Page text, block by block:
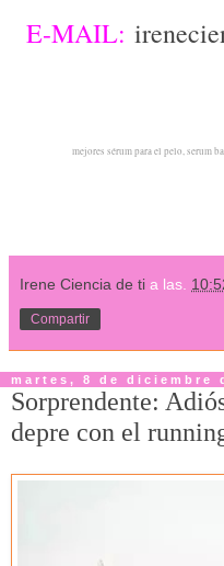
E-MAIL:
mejores sérum para el pelo, serum
Irene Ciencia de ti a las.
Compartir
martes, 8 de diciembre
Sorprendente:
depre con el